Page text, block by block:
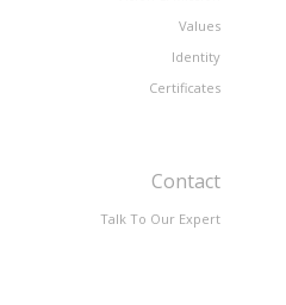
Values
Identity
Certificates
Contact
Talk To Our Expert